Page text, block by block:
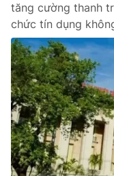
tăng cường thanh
chức tín dụng